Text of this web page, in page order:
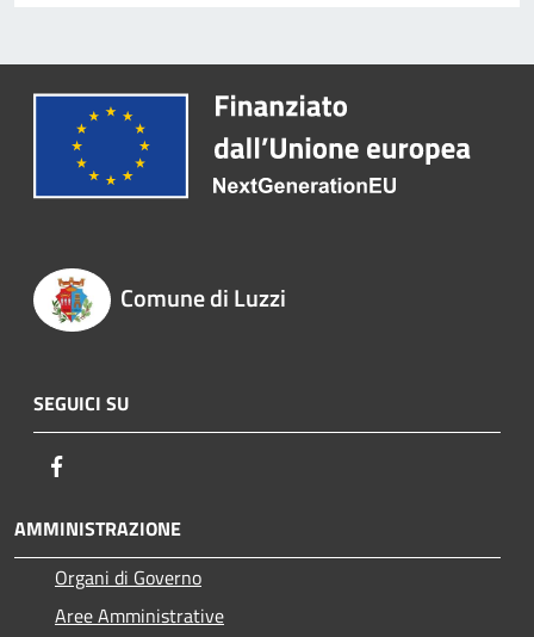
Comune di Luzzi
SEGUICI SU
AMMINISTRAZIONE
Organi di Governo
Aree Amministrative